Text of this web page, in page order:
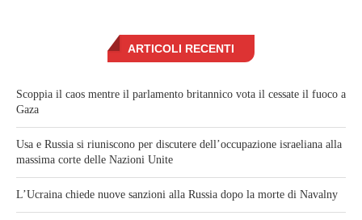
ARTICOLI RECENTI
Scoppia il caos mentre il parlamento britannico vota il cessate il fuoco a
Gaza
Usa e Russia si riuniscono per discutere dell’occupazione israeliana alla
massima corte delle Nazioni Unite
L’Ucraina chiede nuove sanzioni alla Russia dopo la morte di Navalny